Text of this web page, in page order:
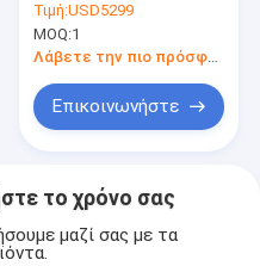
30G 1700W Μηχανή
εξόρυξης Kaspa
Τιμή:USD5299
MOQ:1
Λάβετε την πιο πρόσφατη τιμή
Επικοινωνήστε
το χρόνο σας
μαζί σας με τα